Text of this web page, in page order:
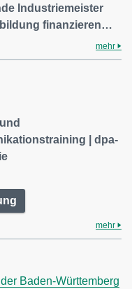
Industriemeister
finanzieren…
mehr
| dpa-
mehr
Baden-Württemberg